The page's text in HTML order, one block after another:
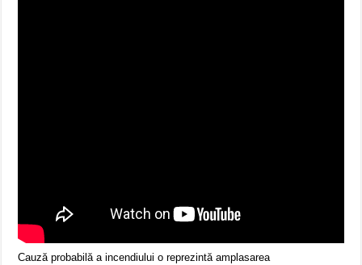
Cauză probabilă a incendiului o reprezintă amplasarea